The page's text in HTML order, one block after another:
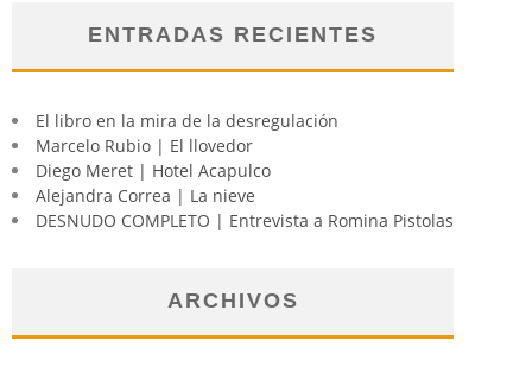
ENTRADAS RECIENTES
El libro en la mira de la desregulación
Marcelo Rubio | El llovedor
Diego Meret | Hotel Acapulco
Alejandra Correa | La nieve
DESNUDO COMPLETO | Entrevista a Romina Pistolas
ARCHIVOS